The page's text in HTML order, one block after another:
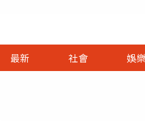
最新 社會 娛樂
娛樂首頁
即時
財經首頁
熱線
政